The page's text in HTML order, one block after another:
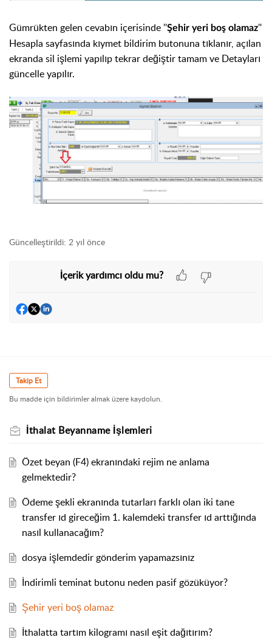
Gümrükten gelen cevabın içerisinde ''Şehir yeri boş olamaz''
Hesapla sayfasında kıymet bildirim butonuna tıklanır, açılan
ekranda sil işlemi yapılıp tekrar değiştir tamam ve Detayları
güncelle yapılır.
Güncelleştirildi: 2 yıl önce
İçerik yardımcı oldu mu?
Takip Et
Bu madde için bildirimler almak üzere kaydolun.
İthalat Beyanname İşlemleri
Özet beyan (F4) ekranındaki rejim ne anlama
gelmektedir?
Ödeme şekli ekranında tutarları farklı olan iki tane
transfer ıd gireceğim 1. kalemdeki transfer ıd arttığında
nasıl kullanacağım?
dosya işlemdedir gönderim yapamazsınız
İndirimli teminat butonu neden pasif gözüküyor?
Şehir yeri boş olamaz
İthalatta tartım kilogramı nasıl eşit dağıtırım?